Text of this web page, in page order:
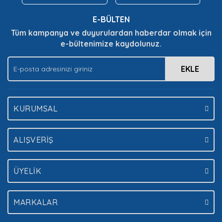
E-BÜLTEN
Tüm kampanya ve duyurulardan haberdar olmak için
e-bültenimize kaydolunuz.
EKLE
KURUMSAL
ALIŞVERİŞ
ÜYELİK
MARKALAR